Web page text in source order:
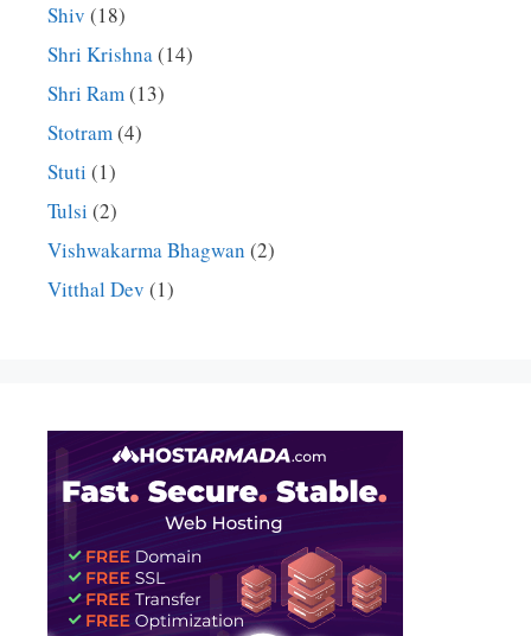
Shiv (18)
Shri Krishna(14)
Shri Ram(13)
Stotram(4)
Stuti (1)
Tulsi (2)
Vishwakarma Bhagwan (2)
Vitthal Dev (1)